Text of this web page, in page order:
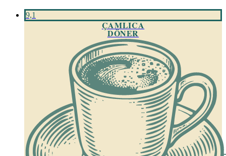
9,1
ÇAMLICA
DÖNER